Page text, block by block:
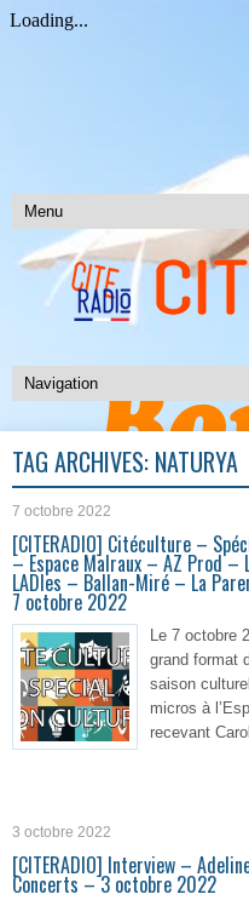
TAG ARCHIVES: NATURYA
7 octobre 2022
[CITERADIO] Citéculture –
– Espace Malraux – AZ Prod
LADIes – Ballan-Miré – La
7 octobre 2022
Le 7 octobre
grand format
saison
micros à
recevant
3 octobre 2022
[CITERADIO] Interview –
Concerts – 3 octobre 2022